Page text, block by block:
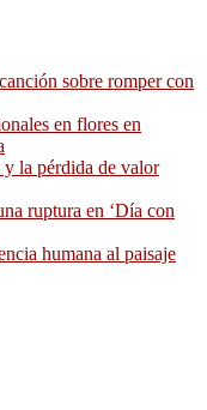
sobre romper con
en flores en
la pérdida de valor
ruptura en ‘Día con
humana al paisaje